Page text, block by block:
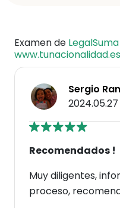
Examen de
www.tunacionalidad.es
Sergio
2024.05.27
Recomendados !
Muy diligentes,
proceso,